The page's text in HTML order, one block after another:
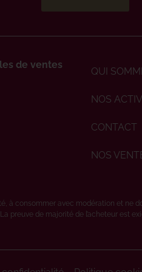
de ventes
QUI
NOS
CONTACT
NOS
à consommer avec modération et ne
de majorité de l’acheteur est